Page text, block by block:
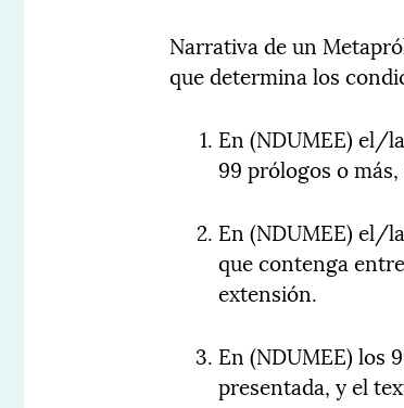
Narrativa de un
que determina los
En (NDUMEE) el/
99 prólogos o
En (NDUMEE) el/
que contenga
extensión.
En (NDUMEE) los
presentada, y el